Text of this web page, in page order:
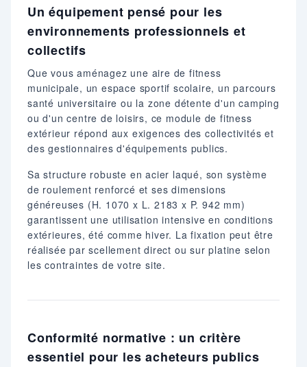
Un équipement pensé pour les
environnements professionnels et
collectifs
Que vous aménagez une aire de fitness
municipale, un espace sportif scolaire, un parcours
santé universitaire ou la zone détente d'un camping
ou d'un centre de loisirs, ce module de fitness
extérieur répond aux exigences des collectivités et
des gestionnaires d'équipements publics.
Sa structure robuste en acier laqué, son système
de roulement renforcé et ses dimensions
généreuses (H. 1070 x L. 2183 x P. 942 mm)
garantissent une utilisation intensive en conditions
extérieures, été comme hiver. La fixation peut être
réalisée par scellement direct ou sur platine selon
les contraintes de votre site.
Conformité normative : un critère
essentiel pour les acheteurs publics